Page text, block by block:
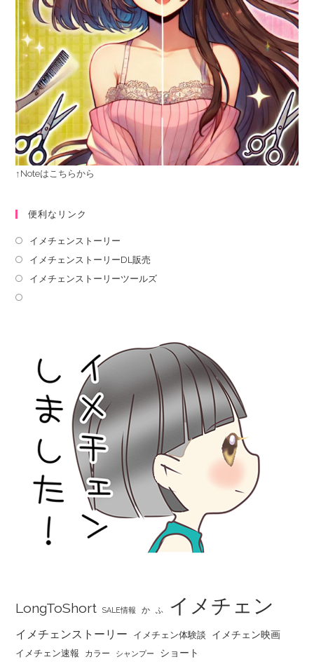
↑Noteはこちらから
便利なリンク
イメチェンストーリー
イメチェンストーリーDL販売
イメチェンストーリーツールズ
LongToShort SALE情報 か ふ イメチェン
イメチェンストーリー イメチェン体験談 イメチェン映画
イメチェン速報 カラー シャンプー ショート